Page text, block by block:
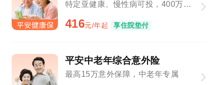
特定亚健康、慢性病可投，400万保障总额
416元/年起 享住院垫付
平安中老年综合意外险
最高15万意外保障，中老年专属